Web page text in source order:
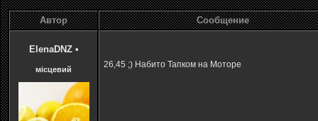
Автор Сообщение
ElenaDNZ •
місцевий 26,45 ;) Набито Тапком на Моторе